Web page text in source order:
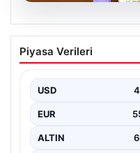
07.08.2026
İspanya Süper
Heyecan Dalga
büyük bir
hazırlanıyor. İspanya…
Piyasa Verileri
USD
EUR
ALTIN